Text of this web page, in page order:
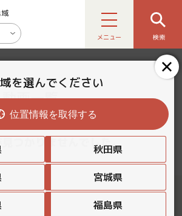
メニュー 検索
動画一覧
見つかりませんでした。
を選んでください
位置情報を取得する
秋田県
宮城県
福島県